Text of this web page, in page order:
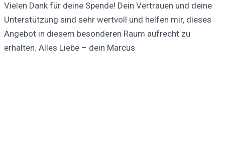
Vielen Dank für deine Spende! Dein Vertrauen und deine
Unterstützung sind sehr wertvoll und helfen mir, dieses
Angebot in diesem besonderen Raum aufrecht zu
erhalten. Alles Liebe – dein Marcus